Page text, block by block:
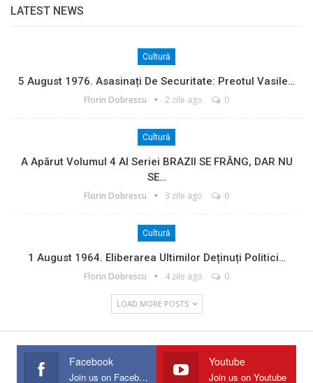
LATEST NEWS
Cultură
5 August 1976. Asasinați De Securitate: Preotul Vasile…
Florin Dobrescu 2 zile ago 0
Cultură
A Apărut Volumul 4 Al Seriei BRAZII SE FRÂNG, DAR NU
SE…
Florin Dobrescu 3 zile ago 0
Cultură
1 August 1964. Eliberarea Ultimilor Deținuți Politici…
Florin Dobrescu 4 zile ago 0
LOAD MORE POSTS
Facebook
Join us on Facebook
Youtube
Join us on Youtube